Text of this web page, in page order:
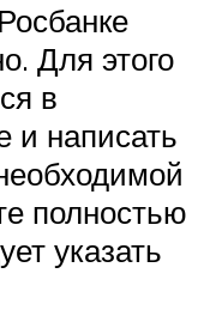
Для этого
в
и написать
полностью
указать